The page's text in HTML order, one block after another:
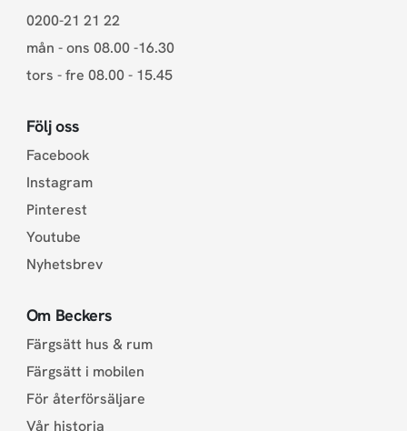
0200-21 21 22
mån - ons 08.00 -16.30
tors - fre 08.00 - 15.45
Följ oss
Facebook
Instagram
Pinterest
Youtube
Nyhetsbrev
Om Beckers
Färgsätt hus & rum
Färgsätt i mobilen
För återförsäljare
Vår historia